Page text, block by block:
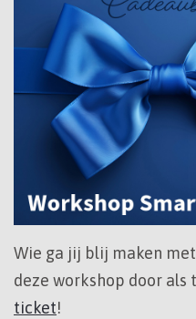
Wie ga jij blij maken
deze workshop door als
ticket!